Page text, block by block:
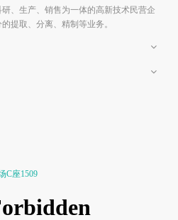
、生产、销售为一体的高新技术民营企
提取、分离、精制等业务。
C座1509